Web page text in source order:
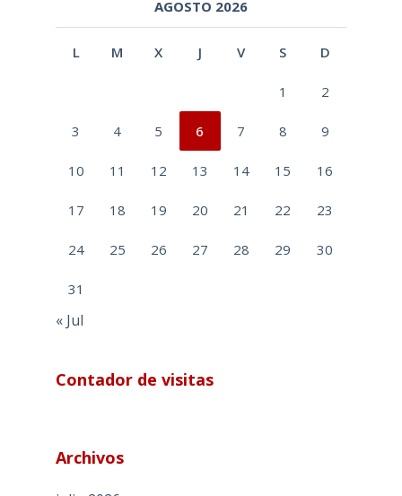
AGOSTO 2026
L M X J V S D
1 2
3 4 5 6 7 8 9
10 11 12 13 14 15 16
17 18 19 20 21 22 23
24 25 26 27 28 29 30
31
« Jul
Contador de visitas
Archivos